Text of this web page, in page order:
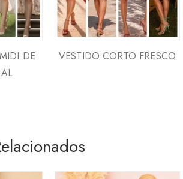
DE
VESTIDO CORTO FRESCO